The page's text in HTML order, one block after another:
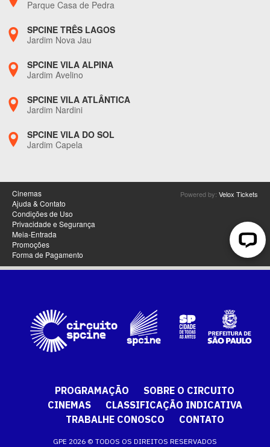
PROGRAMAÇÃO
SOBRE O CIRCUITO
CINEMAS
CLASSIFICAÇÃO INDICATIVA
TRABALHE CONOSCO
CONTATO
GPE 2026 © TODOS OS DIREITOS RESERVADOS